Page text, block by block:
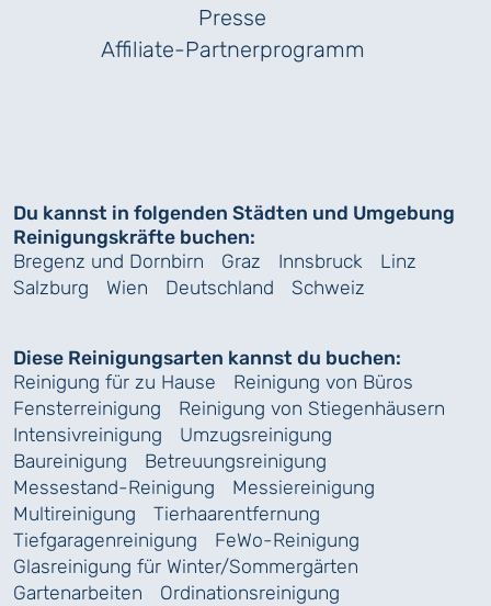
Presse
Affiliate-Partnerprogramm
Du kannst in folgenden Städten und Umgebung
Reinigungskräfte buchen:
Bregenz und Dornbirn
Graz Innsbruck
Linz
Salzburg
Wien Deutschland Schweiz
Diese Reinigungsarten kannst du buchen:
Reinigung für zu Hause
Reinigung von Büros
Fensterreinigung
Reinigung von Stiegenhäusern
Intensivreinigung
Umzugsreinigung
Baureinigung
Betreuungsreinigung
Messestand-Reinigung
Messiereinigung
Multireinigung
Tierhaarentfernung
Tiefgaragenreinigung
FeWo-Reinigung
Glasreinigung für Winter/Sommergärten
Gartenarbeiten
Ordinationsreinigung